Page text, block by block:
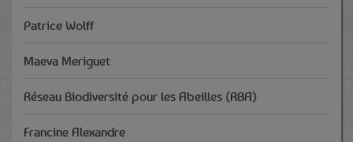
Patrice Wolff
Maeva Meriguet
Réseau Biodiversité pour les Abeilles (RBA)
Francine Alexandre